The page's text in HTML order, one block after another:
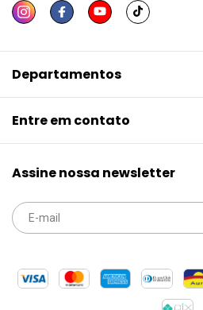
Departamentos
Entre em contato
Assine nossa newsletter